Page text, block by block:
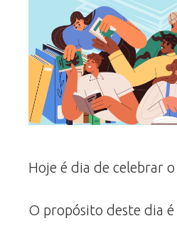
Hoje é dia de celebrar
O propósito deste dia